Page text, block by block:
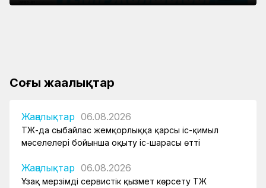
Соңғы жаңалықтар
Жаңалықтар 06.08.2026
ҚТЖ-да сыбайлас жемқорлыққа қарсы іс-қимыл
мәселелері бойынша оқыту іс-шарасы өтті
Жаңалықтар 06.08.2026
Ұзақ мерзімді сервистік қызмет көрсету ҚТЖ